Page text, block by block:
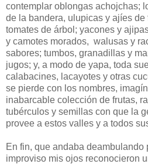
contemplar oblongas achojchas;
de la bandera, ulupicas y ajíes
tomates de árbol; yacones y
y camotes morados, walusas y
sabores; tumbos, granadillas y
jugos; y, a modo de yapa, toda
calabacines, lacayotes y otras
se pierde con los nombres,
inabarcable colección de frutas,
tubérculos y semillas con que la
provee a estos valles y a todos
En fin, que andaba deambulando
improviso mis ojos reconocieron